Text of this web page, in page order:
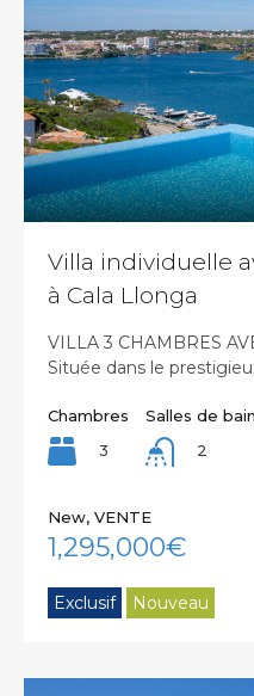
Villa individuelle
à Cala Llonga
VILLA 3 CHAMBRES
Située dans le
Chambres
3
Salles de bain
2
New, VENTE
1,295,000€
Exclusif Nouveau